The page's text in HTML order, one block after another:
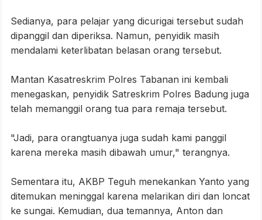
Sedianya, para pelajar yang dicurigai tersebut sudah
dipanggil dan diperiksa. Namun, penyidik masih
mendalami keterlibatan belasan orang tersebut.
Mantan Kasatreskrim Polres Tabanan ini kembali
menegaskan, penyidik Satreskrim Polres Badung juga
telah memanggil orang tua para remaja tersebut.
"Jadi, para orangtuanya juga sudah kami panggil
karena mereka masih dibawah umur," terangnya.
Sementara itu, AKBP Teguh menekankan Yanto yang
ditemukan meninggal karena melarikan diri dan loncat
ke sungai. Kemudian, dua temannya, Anton dan